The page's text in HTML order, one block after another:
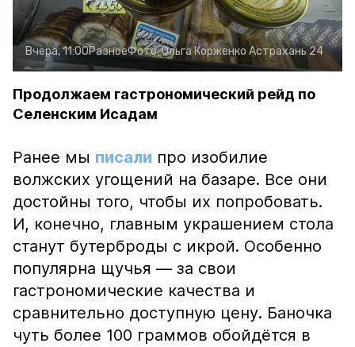
Вчера, 11:00РазноеФото:Ольга Корженко Астрахань 24
Продолжаем гастрономический рейд по
Селенским Исадам
Ранее мы писали про изобилие
волжских угощений на базаре. Все они
достойны того, чтобы их попробовать.
И, конечно, главным украшением стола
станут бутерброды с икрой. Особенно
популярна щучья — за свои
гастрономические качества и
сравнительно доступную цену. Баночка
чуть более 100 граммов обойдётся в